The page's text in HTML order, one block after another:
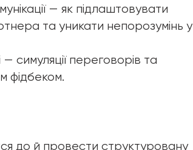
— як підлаштовувати
та уникати непорозумінь у
симуляції переговорів та
фідбеком.
до й провести структуровану